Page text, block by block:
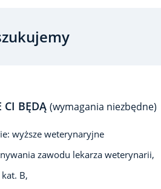
CI BĘDĄ (wymagania niezbędne)
wyższe weterynaryjne
zawodu lekarza weterynarii,
B,